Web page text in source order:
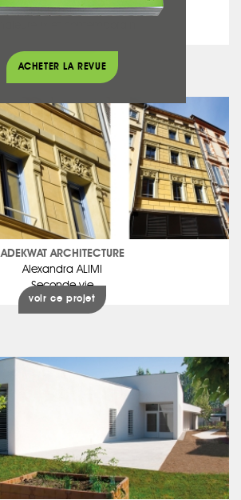
Arnaud BIEHLER
ADEKWAT ARCHITECTURE
Alexandra ALIMI
Seconde vie
voir ce projet
ACHETER LA REVUE